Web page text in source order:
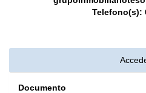
Telefono(s):
Documento